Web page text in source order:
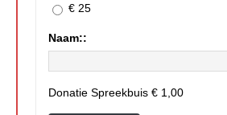
€ 25
Naam::
Donatie Spreekbuis € 1,00